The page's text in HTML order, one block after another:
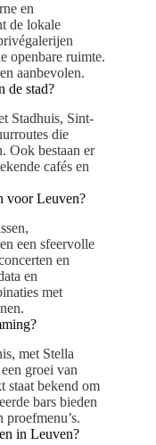
en
de lokale
openbare ruimte.
aanbevolen.
de stad?
Stadhuis, Sint-
die
Ook bestaan er
cafés en
voor Leuven?
een sfeervolle
en
en
met
met Stella
groei van
staat bekend om
bars bieden
in Leuven?